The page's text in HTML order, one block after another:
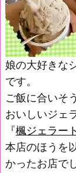
娘の大好きな
です。
ご飯に合いそ
おいしいジェ
『楓ジェラート
本店のほうを
かったお店で